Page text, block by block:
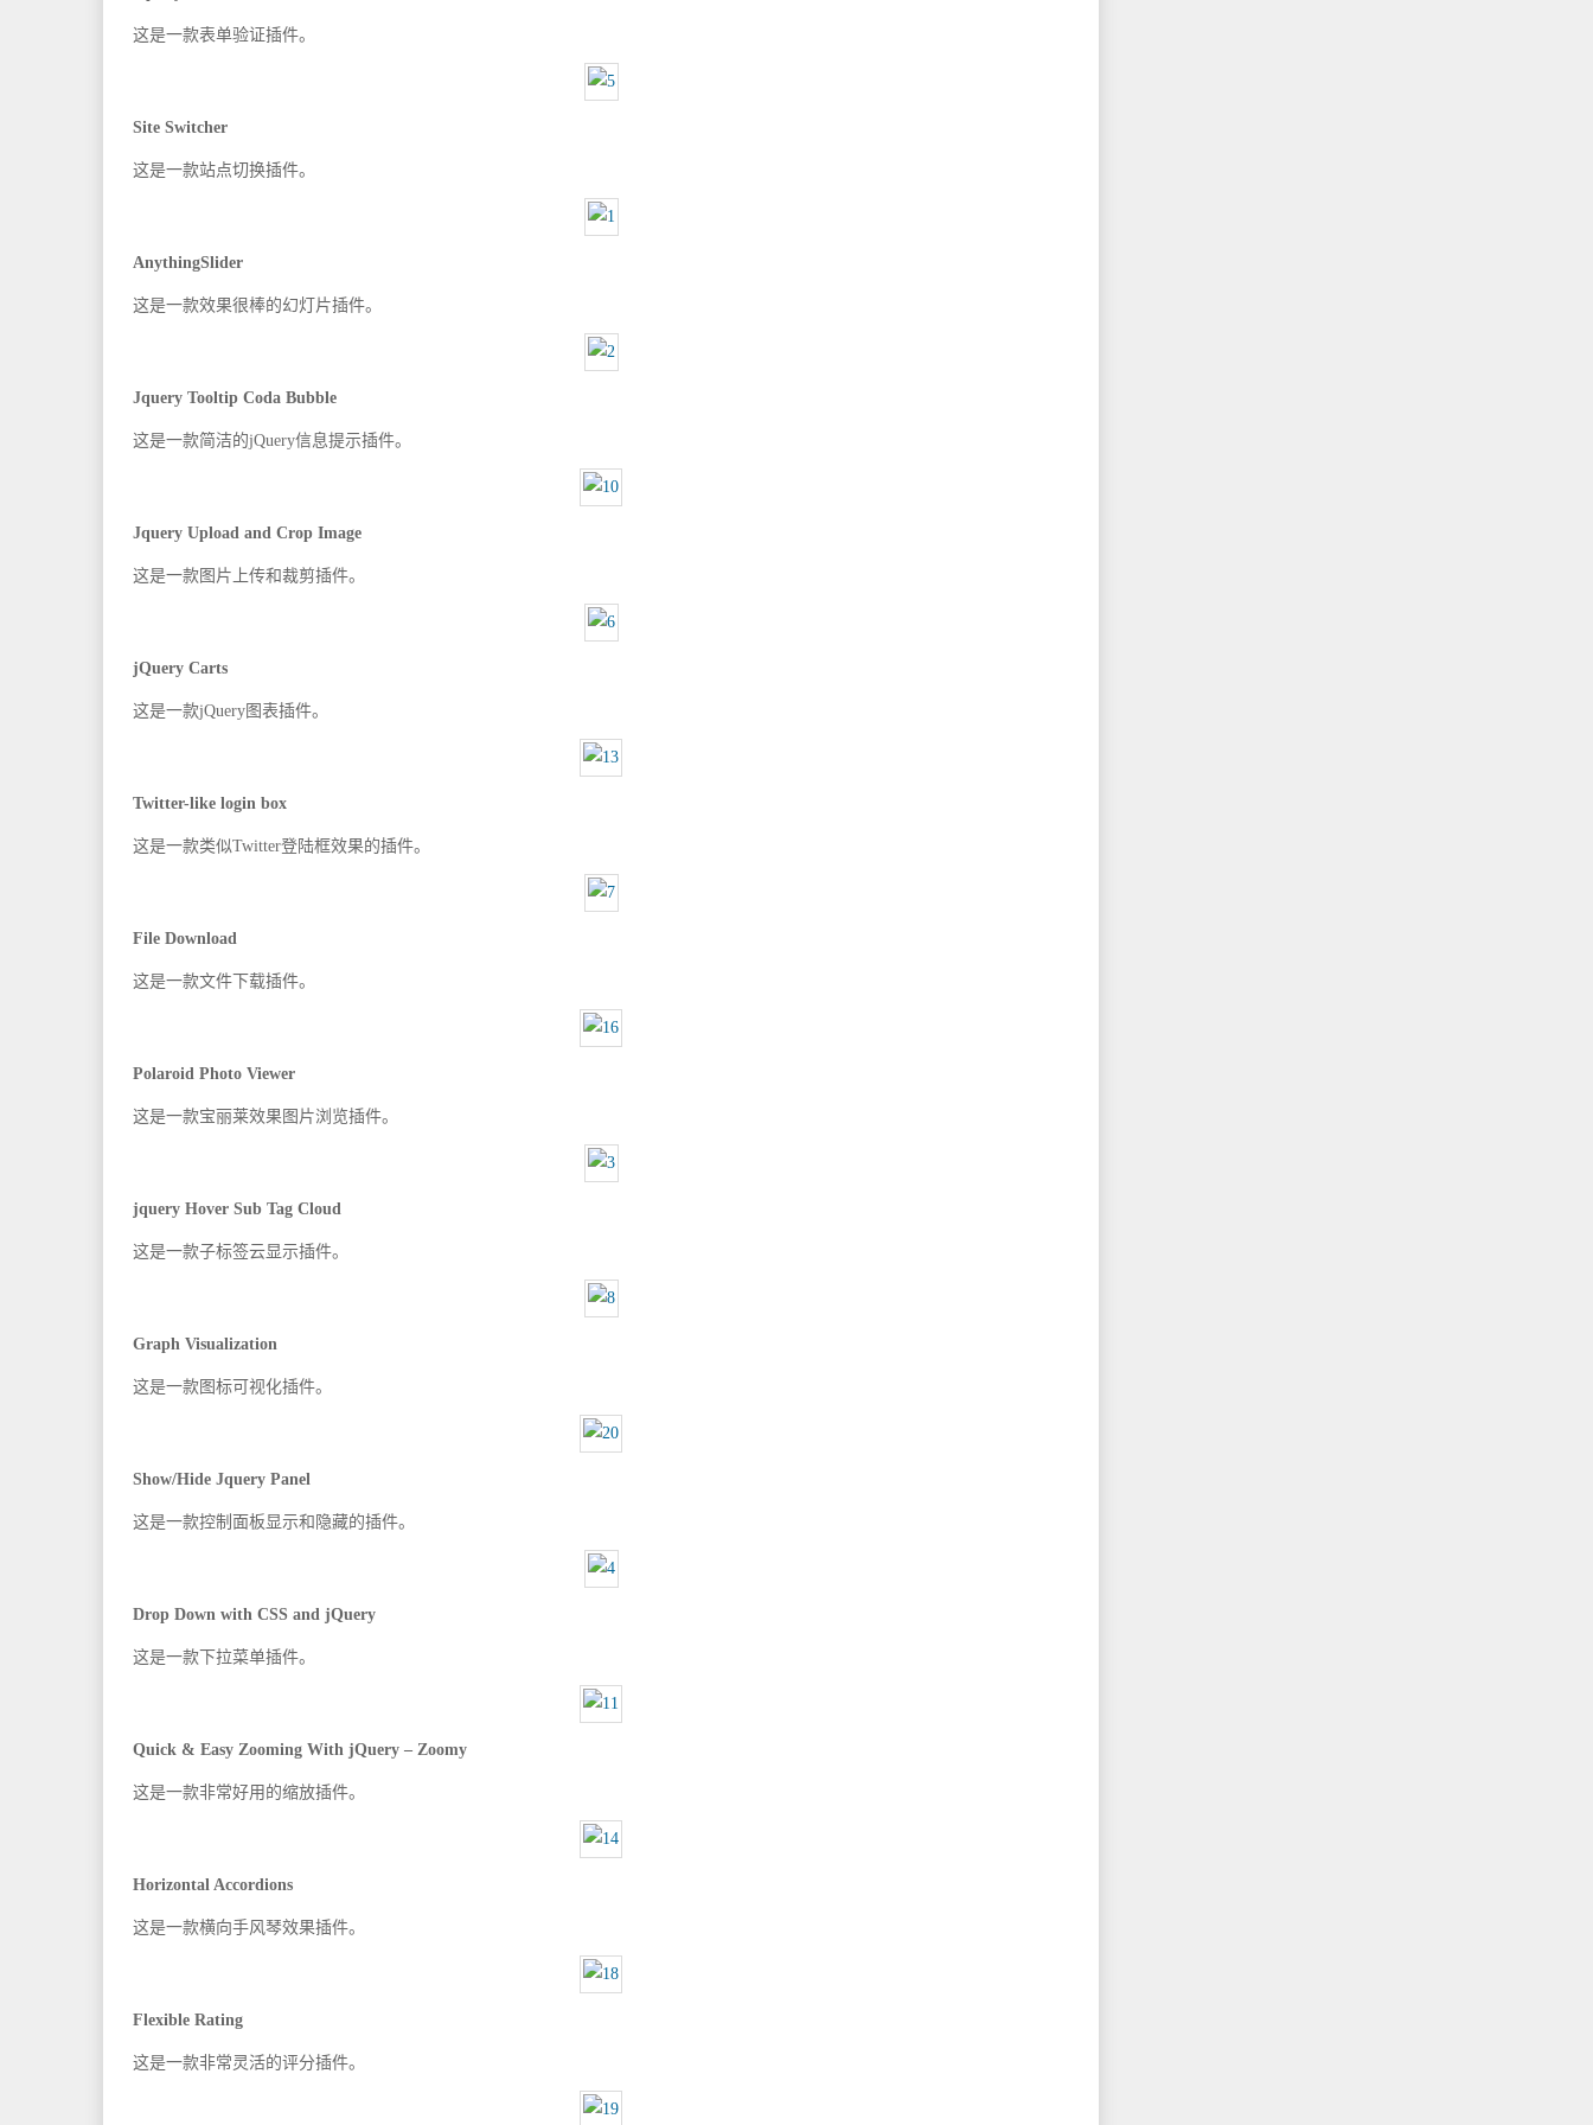
这是一款表单验证插件。
Site Switcher
这是一款站点切换插件。
AnythingSlider
这是一款效果很棒的幻灯片插件。
Jquery Tooltip Coda Bubble
这是一款简洁的jQuery信息提示插件。
Jquery Upload and Crop Image
这是一款图片上传和裁剪插件。
jQuery Carts
这是一款jQuery图表插件。
Twitter-like login box
这是一款类似Twitter登陆框效果的插件。
File Download
这是一款文件下载插件。
Polaroid Photo Viewer
这是一款宝丽莱效果图片浏览插件。
jquery Hover Sub Tag Cloud
这是一款子标签云显示插件。
Graph Visualization
这是一款图标可视化插件。
Show/Hide Jquery Panel
这是一款控制面板显示和隐藏的插件。
Drop Down with CSS and jQuery
这是一款下拉菜单插件。
Quick & Easy Zooming With jQuery – Zoomy
这是一款非常好用的缩放插件。
Horizontal Accordions
这是一款横向手风琴效果插件。
Flexible Rating
这是一款非常灵活的评分插件。